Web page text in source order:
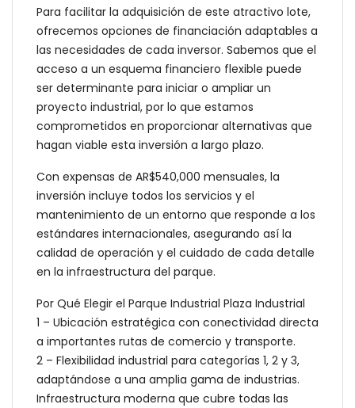
Para facilitar la adquisición de este atractivo lote,
ofrecemos opciones de financiación adaptables a
las necesidades de cada inversor. Sabemos que el
acceso a un esquema financiero flexible puede
ser determinante para iniciar o ampliar un
proyecto industrial, por lo que estamos
comprometidos en proporcionar alternativas que
hagan viable esta inversión a largo plazo.
Con expensas de AR$540,000 mensuales, la
inversión incluye todos los servicios y el
mantenimiento de un entorno que responde a los
estándares internacionales, asegurando así la
calidad de operación y el cuidado de cada detalle
en la infraestructura del parque.
Por Qué Elegir el Parque Industrial Plaza Industrial
1 – Ubicación estratégica con conectividad directa
a importantes rutas de comercio y transporte.
2 – Flexibilidad industrial para categorías 1, 2 y 3,
adaptándose a una amplia gama de industrias.
Infraestructura moderna que cubre todas las